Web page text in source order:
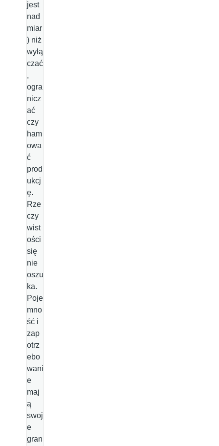
jest
nad
miar
) niż
wyłą
czać
,
ogra
nicz
ać
czy
ham
owa
ć
prod
ukcj
ę.
Rze
czy
wist
ości
się
nie
oszu
ka.
Poje
mno
ść i
zap
otrz
ebo
wani
e
maj
ą
swoj
e
gran